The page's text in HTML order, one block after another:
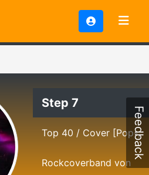
Step 7
Top 40 / Cover [Pop-,
Rockcoverband von
Feedback